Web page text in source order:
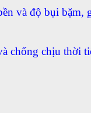
và độ bụi bặm,
chống chịu thời